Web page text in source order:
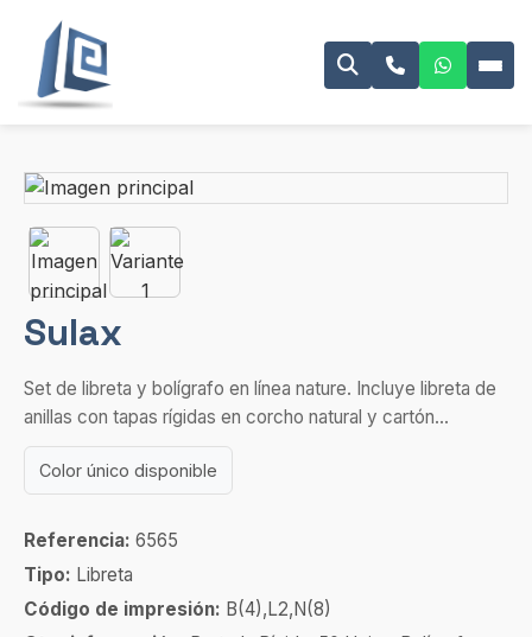
Sulax
Set de libreta y bolígrafo en línea nature. Incluye libreta de
anillas con tapas rígidas en corcho natural y cartón...
Color único disponible
Referencia: 6565
Tipo: Libreta
Código de impresión: B(4),L2,N(8)